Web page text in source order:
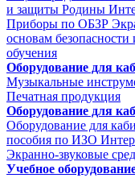
и защиты Родины
Приборы по ОБЗР
основам
обучения
Оборудование для
Музыкальные
Печатная продукция
Оборудование для
Оборудование для
пособия по ИЗО
Экранно-звуковые
Учебное